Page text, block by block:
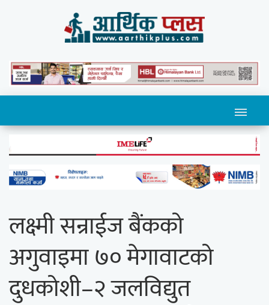
लक्ष्मी सन्राईज बैंकको
अगुवाइमा ७० मेगावाटको
दुधकोशी–२ जलविद्युत